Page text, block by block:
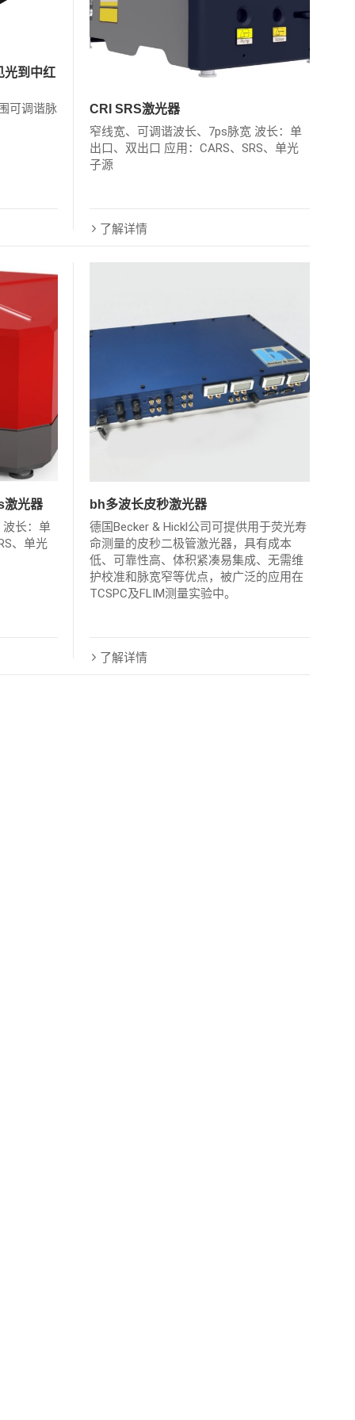
到中红
可调谐脉 CRI SRS激光器
窄线宽、可调谐波长、7ps脉宽 波长：单
出口、双出口 应用：CARS、SRS、单光
子源
了解详情
激光器
长：单
、单光
bh多波长皮秒激光器
德国Becker & Hickl公司可提供用于荧光寿
命测量的皮秒二极管激光器，具有成本
低、可靠性高、体积紧凑易集成、无需维
护校准和脉宽窄等优点，被广泛的应用在
TCSPC及FLIM测量实验中。
了解详情